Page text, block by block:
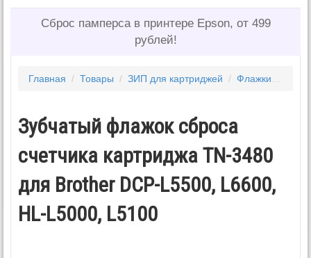
Сброс памперса в принтере Epson, от 499
рублей!
Главная / Товары / ЗИП для картриджей / Флажки сброса счётчиков
Зубчатый флажок сброса
счетчика картриджа TN-3480
для Brother DCP-L5500, L6600,
HL-L5000, L5100